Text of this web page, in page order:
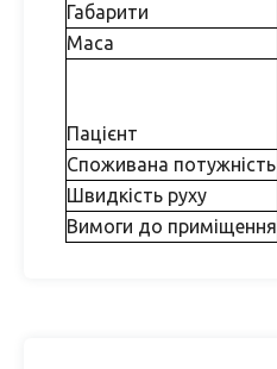
Габарити
Маса
Пацієнт
Споживана потужність
Швидкість руху
Вимоги до приміщення